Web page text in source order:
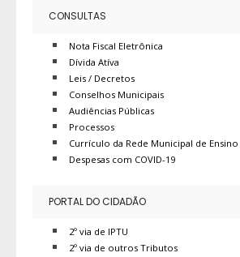
CONSULTAS
Nota Fiscal Eletrônica
Dívida Atíva
Leis / Decretos
Conselhos Municipais
Audiências Públicas
Processos
Currículo da Rede Municipal de Ensino
Despesas com COVID-19
PORTAL DO CIDADÃO
2º via de IPTU
2º via de outros Tributos